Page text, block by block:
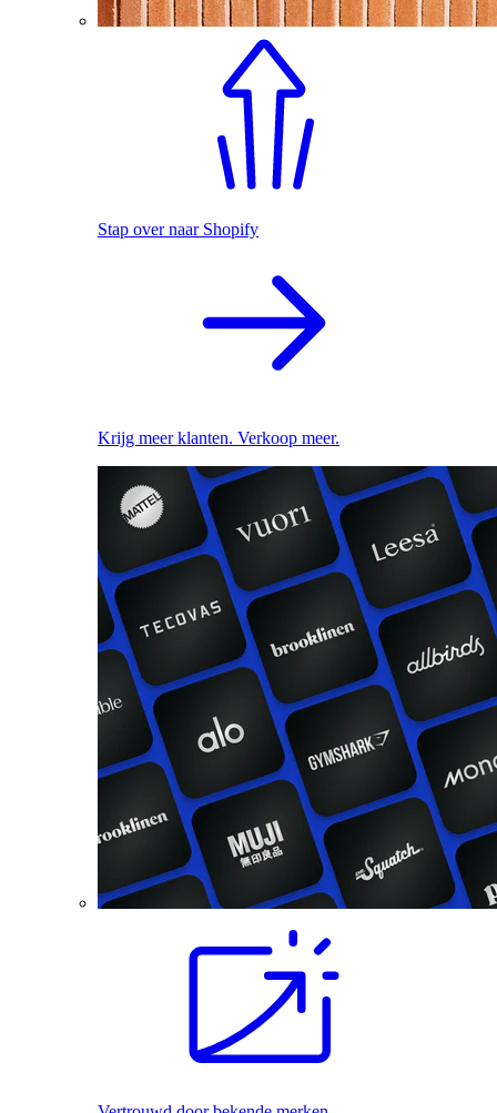
Stap over naar Shopify
Krijg meer klanten. Verkoop meer.